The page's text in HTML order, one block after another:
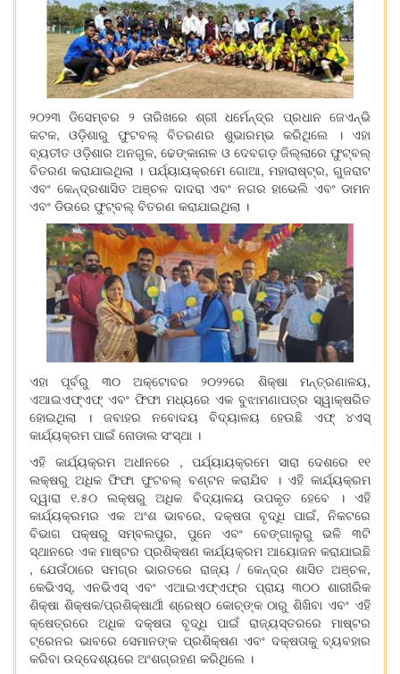
୨୦୨୩ ଡିସେମ୍ବର ୨ ତାରିଖରେ ଶ୍ରୀ ଧର୍ମେନ୍ଦ୍ର ପ୍ରଧାନ ଜେଏନ୍‌ଭି
କଟକ, ଓଡ଼ିଶାରୁ ଫୁଟବଲ୍ ବିତରଣର ଶୁଭାରମ୍ଭ କରିଥିଲେ । ଏହା
ବ୍ୟତୀତ ଓଡ଼ିଶାର ଅନଗୁଳ, ଢେଙ୍କାନାଳ ଓ ଦେବଗଡ଼ ଜିଲ୍ଲାରେ ଫୁଟ୍‌ବଲ୍
ବିତରଣ କରାଯାଇଥିଲା । ପର୍ଯ୍ୟାୟକ୍ରମେ ଗୋଆ, ମହାରାଷ୍ଟ୍ର, ଗୁଜରାଟ
ଏବଂ କେନ୍ଦ୍ରଶାସିତ ଅଞ୍ଚଳ ଦାଦରା ଏବଂ ନଗର ହାଭେଲି ଏବଂ ଡାମନ
ଏବଂ ଡିଉରେ ଫୁଟ୍‌ବଲ୍ ବିତରଣ କରାଯାଇଥିଲା ।
ଏହା ପୂର୍ବରୁ ୩୦ ଅକ୍ଟୋବର ୨୦୨୨ରେ ଶିକ୍ଷା ମନ୍ତ୍ରଣାଳୟ,
ଏଆଇଏଫ୍‌ଏଫ୍ ଏବଂ ଫିଫା ମଧ୍ୟରେ ଏକ ବୁଝାମଣାପତ୍ର ସ୍ୱାକ୍ଷରିତ
ହୋଇଥିଲା । ଜବାହର ନବୋଦୟ ବିଦ୍ୟାଳୟ ହେଉଛି ଏଫ୍ ୪ଏସ୍
କାର୍ଯ୍ୟକ୍ରମ ପାଇଁ ନୋଡାଲ ସଂସ୍ଥା ।
ଏହି କାର୍ଯ୍ୟକ୍ରମ ଅଧୀନରେ , ପର୍ଯ୍ୟାୟକ୍ରମେ ସାରା ଦେଶରେ ୧୧
ଲକ୍ଷରୁ ଅଧିକ ଫିଫା ଫୁଟବଲ୍ ବଣ୍ଟନ କରାଯିବ । ଏହି କାର୍ଯ୍ୟକ୍ରମ
ଦ୍ୱାରା ୧.୫୦ ଲକ୍ଷରୁ ଅଧିକ ବିଦ୍ୟାଳୟ ଉପକୃତ ହେବେ । ଏହି
କାର୍ଯ୍ୟକ୍ରମର ଏକ ଅଂଶ ଭାବରେ, ଦକ୍ଷତା ବୃଦ୍ଧି ପାଇଁ, ନିକଟରେ
ବିଭାଗ ପକ୍ଷରୁ ସମ୍ବଲପୁର, ପୁନେ ଏବଂ ବେଙ୍ଗାଲୁରୁ ଭଳି ୩ଟି
ସ୍ଥାନରେ ଏକ ମାଷ୍ଟର ପ୍ରଶିକ୍ଷଣ କାର୍ଯ୍ୟକ୍ରମ ଆୟୋଜନ କରାଯାଇଛି
, ଯେଉଁଠାରେ ସମଗ୍ର ଭାରତରେ ରାଜ୍ୟ / କେନ୍ଦ୍ର ଶାସିତ ଅଞ୍ଚଳ,
କେଭିଏସ୍‌, ଏନଭିଏସ୍ ଏବଂ ଏଆଇଏଫ୍‌ଏଫ୍‌ର ପ୍ରାୟ ୩୦୦ ଶାରୀରିକ
ଶିକ୍ଷା ଶିକ୍ଷକ/ପ୍ରଶିକ୍ଷାର୍ଥୀ ଶ୍ରେଷ୍ଠ କୋଚ୍‌ଙ୍କ ଠାରୁ ଶିଖିବା ଏବଂ ଏହି
କ୍ଷେତ୍ରରେ ଅଧିକ ଦକ୍ଷତା ବୃଦ୍ଧି ପାଇଁ ରାଜ୍ୟସ୍ତରରେ ମାଷ୍ଟର
ଟ୍ରେନର ଭାବରେ ସେମାନଙ୍କ ପ୍ରଶିକ୍ଷଣ ଏବଂ ଦକ୍ଷତାକୁ ବ୍ୟବହାର
କରିବା ଉଦ୍ଦେଶ୍ୟରେ ଅଂଶଗ୍ରହଣ କରିଥିଲେ ।